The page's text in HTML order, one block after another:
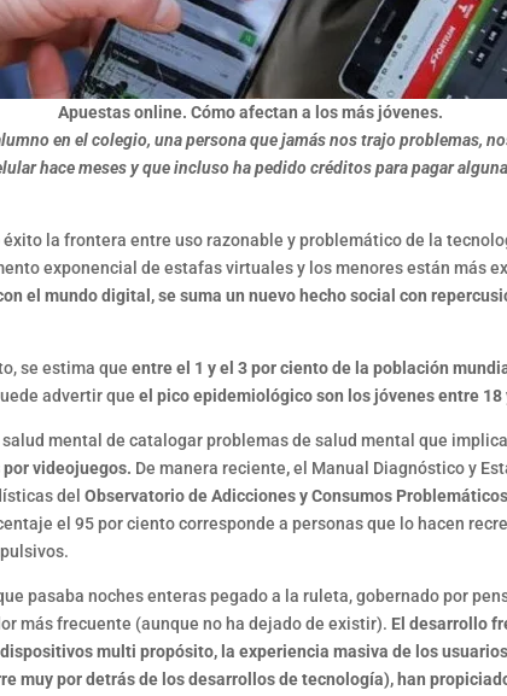
Apuestas online. Cómo afectan a los más jóvenes.
en el colegio, una persona que jamás nos trajo problemas,
hace meses y que incluso ha pedido créditos para pagar
la frontera entre uso razonable y problemático de la
exponencial de estafas virtuales y los menores están más
el mundo digital, se suma un nuevo hecho social con
se estima queentre el 1 y el 3 por ciento de la población
advertir queel pico epidemiológico son los jóvenes entre 18
mental de catalogar problemas de salud mental que
videojuegos. De manera reciente,el Manual Diagnóstico y
delObservatorio de Adicciones y Consumos Problemáticos
el 95 por ciento corresponde a personas que lo hacen
pasaba noches enteras pegado a la ruleta, gobernado por
más frecuente (aunque no ha dejado de existir). El desarrollo
multi propósito, la experiencia masiva de los
muy por detrás de los desarrollos de tecnología), han